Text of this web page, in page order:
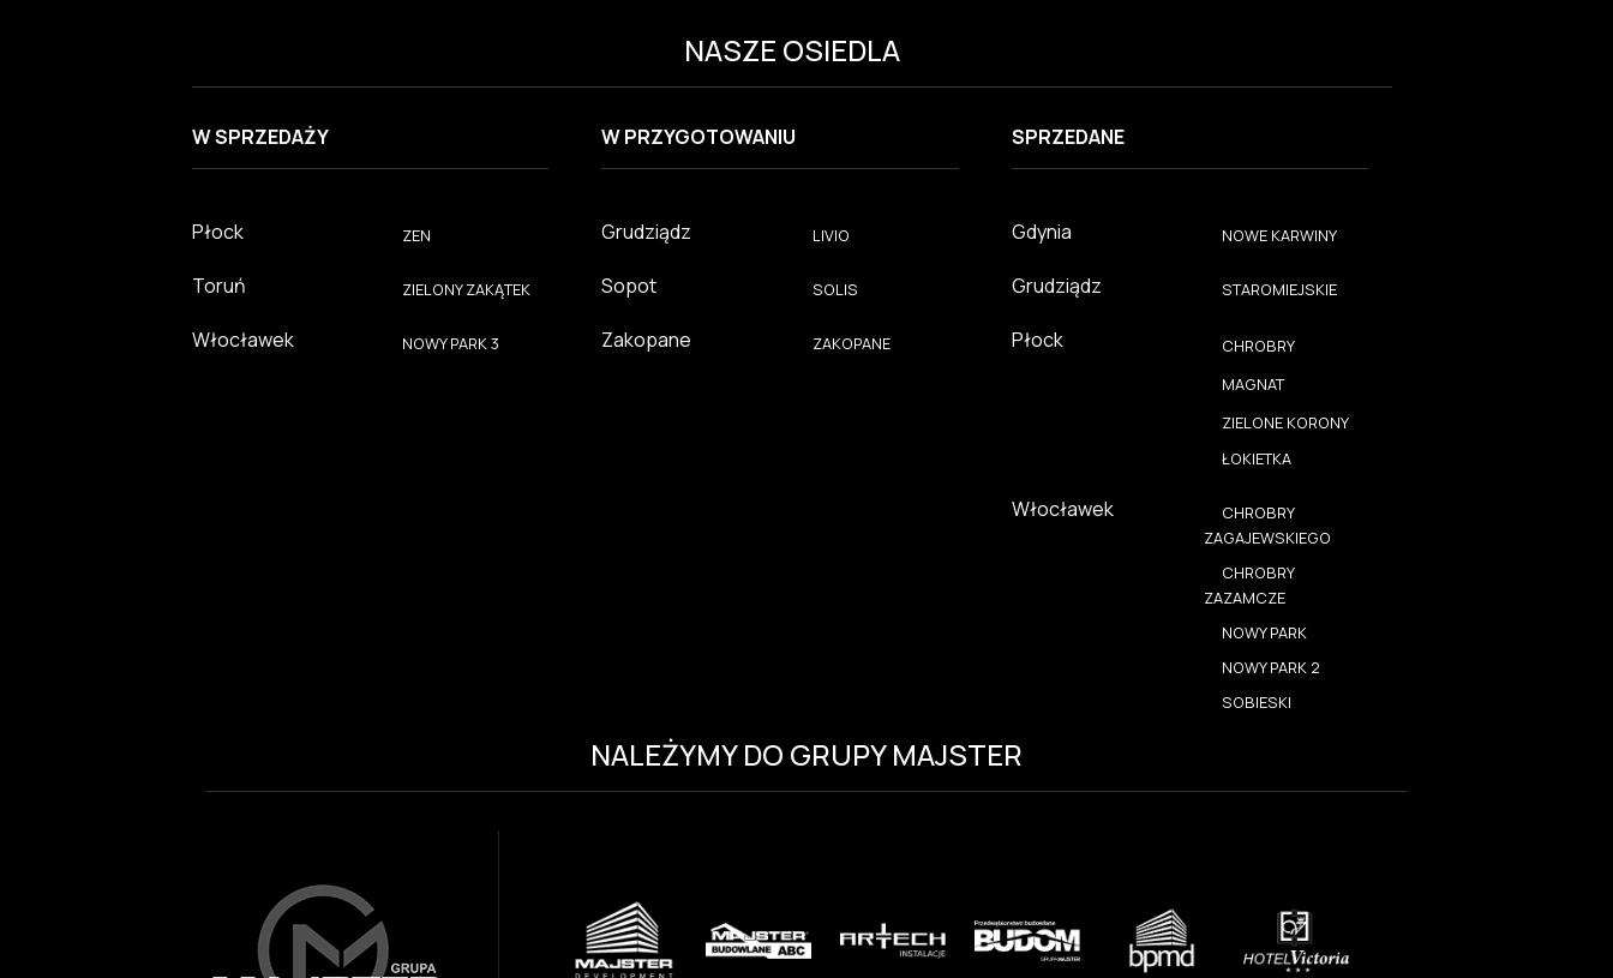
NASZE OSIEDLA
W SPRZEDAŻY
Płock ZEN
Toruń ZIELONY ZAKĄTEK
Włocławek NOWY PARK 3
W PRZYGOTOWANIU
Grudziądz LIVIO
Sopot SOLIS
Zakopane ZAKOPANE
SPRZEDANE
Gdynia NOWE KARWINY
Grudziądz STAROMIEJSKIE
Płock
CHROBRY
MAGNAT
ZIELONE KORONY
ŁOKIETKA
Włocławek
CHROBRY
ZAGAJEWSKIEGO
CHROBRY
ZAZAMCZE
NOWY PARK
NOWY PARK 2
SOBIESKI
NALEŻYMY DO GRUPY MAJSTER